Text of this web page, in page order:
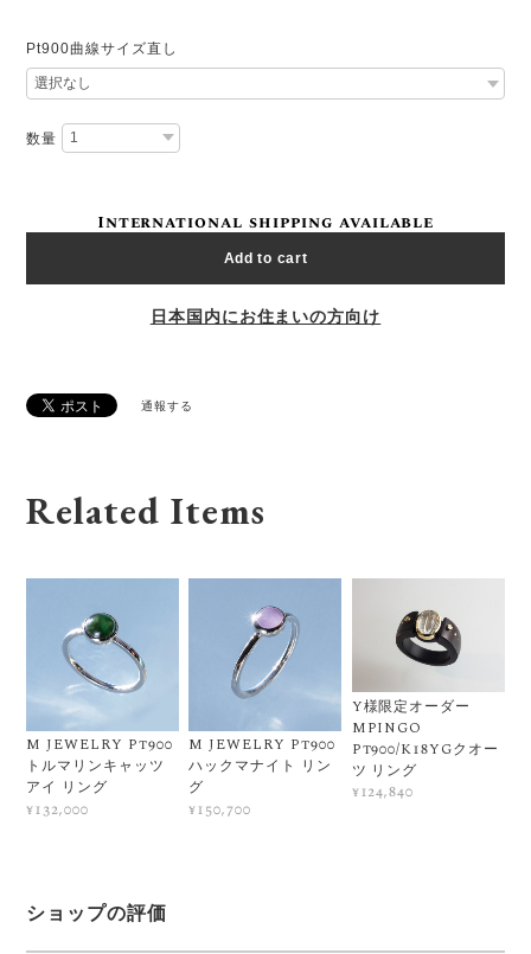
Pt900曲線サイズ直し
数量
International shipping available
Add to cart
日本国内にお住まいの方向け
通報する
Related Items
M JEWELRY Pt900
トルマリンキャッツ
アイ リング
¥132,000
M JEWELRY Pt900
ハックマナイト リン
グ
¥150,700
Y様限定オーダー
MPINGO
Pt900/K18YGクオー
ツ リング
¥124,840
ショップの評価